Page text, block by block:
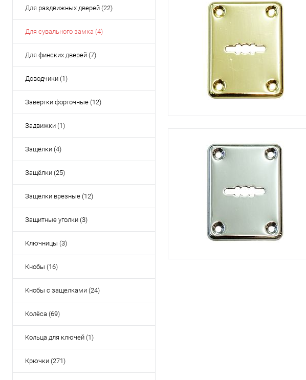
Для раздвижных дверей (22)
Для сувального замка (4)
Для финских дверей (7)
Доводчики (1)
Завертки форточные (12)
Задвижки (1)
Защёлки (4)
Защёлки (25)
Защелки врезные (12)
Защитные уголки (3)
Ключницы (3)
Кнобы (16)
Кнобы с защелками (24)
Колёса (69)
Кольца для ключей (1)
Крючки (271)